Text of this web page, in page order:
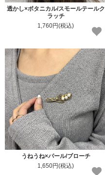
透かし×ボタニカル/スモールテールク
ラッチ
1,760円(税込)
うねうね×パール/ブローチ
1,650円(税込)